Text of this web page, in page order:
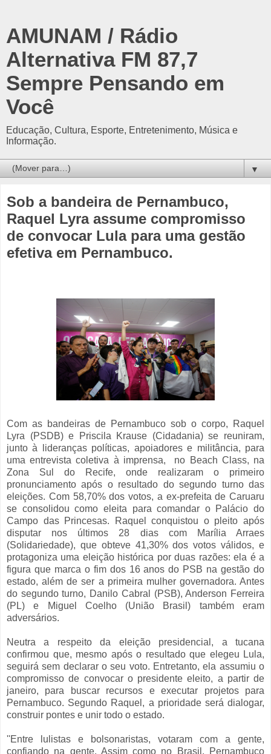
AMUNAM / Rádio
Alternativa FM 87,7
Sempre Pensando em
Você
Educação, Cultura, Esporte, Entretenimento, Música e
Informação.
▼
Sob a bandeira de Pernambuco,
Raquel Lyra assume compromisso
de convocar Lula para uma gestão
efetiva em Pernambuco.
Com as bandeiras de Pernambuco sob o corpo, Raquel
Lyra (PSDB) e Priscila Krause (Cidadania) se reuniram,
junto à lideranças políticas, apoiadores e militância, para
uma entrevista coletiva à imprensa, no Beach Class, na
Zona Sul do Recife, onde realizaram o primeiro
pronunciamento após o resultado do segundo turno das
eleições. Com 58,70% dos votos, a ex-prefeita de Caruaru
se consolidou como eleita para comandar o Palácio do
Campo das Princesas. Raquel conquistou o pleito após
disputar nos últimos 28 dias com Marília Arraes
(Solidariedade), que obteve 41,30% dos votos válidos, e
protagoniza uma eleição histórica por duas razões: ela é a
figura que marca o fim dos 16 anos do PSB na gestão do
estado, além de ser a primeira mulher governadora. Antes
do segundo turno, Danilo Cabral (PSB), Anderson Ferreira
(PL) e Miguel Coelho (União Brasil) também eram
adversários.
Neutra a respeito da eleição presidencial, a tucana
confirmou que, mesmo após o resultado que elegeu Lula,
seguirá sem declarar o seu voto. Entretanto, ela assumiu o
compromisso de convocar o presidente eleito, a partir de
janeiro, para buscar recursos e executar projetos para
Pernambuco. Segundo Raquel, a prioridade será dialogar,
construir pontes e unir todo o estado.
''Entre lulistas e bolsonaristas, votaram com a gente,
confiando na gente. Assim como no Brasil, Pernambuco